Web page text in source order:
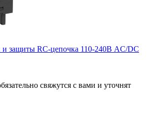
защиты RC-цепочка 110-240В AC/DC
свяжутся с вами и уточнят